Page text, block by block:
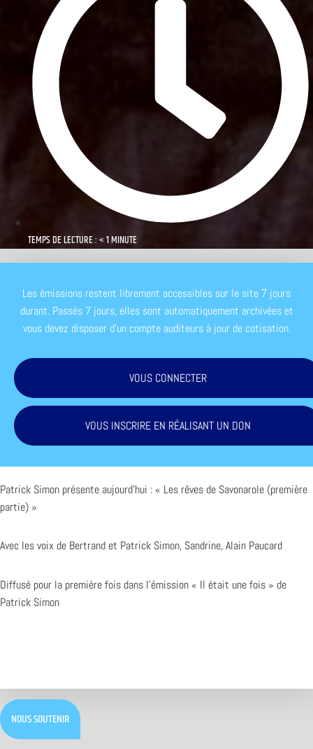
TEMPS DE LECTURE : < 1 MINUTE
Les émissions restent librement accessibles sur le site 7 jours
durant. Passés 7 jours, elles sont automatiquement archivées et
vous devez disposer d'un compte auditeurs à jour de cotisation.
VOUS CONNECTER
VOUS INSCRIRE EN RÉALISANT UN DON
Patrick Simon présente aujourd’hui : « Les rêves de Savonarole (première
partie) »
Avec les voix de Bertrand et Patrick Simon, Sandrine, Alain Paucard
Diffusé pour la première fois dans l’émission « Il était une fois » de
Patrick Simon
NOUS SOUTENIR